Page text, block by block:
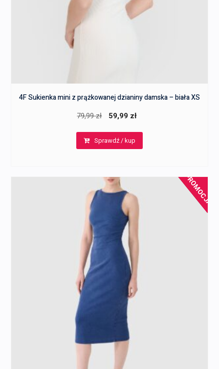
4F Sukienka mini z prążkowanej dzianiny damska – biała XS
79,99zł
Pierwotna
wynosiła:
59,99 zł
Sprawdź / kup
PROMOCJA!